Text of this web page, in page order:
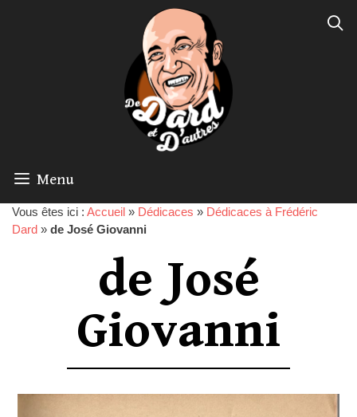
Menu
Vous êtes ici : Accueil » Dédicaces » Dédicaces à Frédéric
Dard » de José Giovanni
de José
Giovanni